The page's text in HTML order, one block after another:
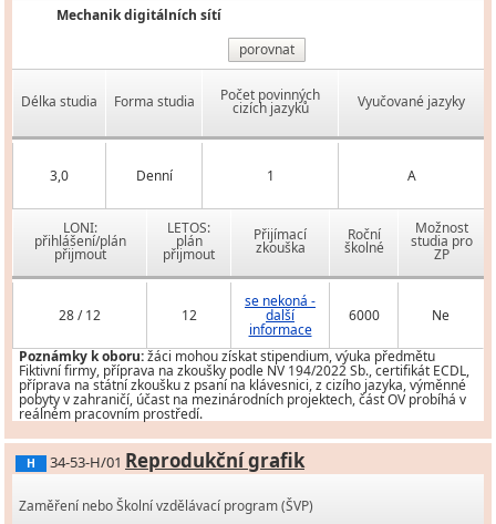
Mechanik digitálních sítí
porovnat
Délka studia Forma studia Počet povinných
cizích jazyků Vyučované jazyky
3,0 Denní 1 A
LONI:
přihlášení/plán
přijmout
LETOS:
plán
přijmout
Přijímací
zkouška
Roční
školné
Možnost
studia pro
ZP
28 / 12 12
se nekoná -
další
informace
6000 Ne
Poznámky k oboru:žáci mohou získat stipendium, výuka předmětu
Fiktivní firmy, příprava na zkoušky podle NV 194/2022 Sb., certifikát ECDL,
příprava na státní zkoušku z psaní na klávesnici, z cizího jazyka, výměnné
pobyty v zahraničí, účast na mezinárodních projektech, část OV probíhá v
reálném pracovním prostředí.
H 34-53-H/01 Reprodukční grafik
Zaměření nebo Školní vzdělávací program (ŠVP)